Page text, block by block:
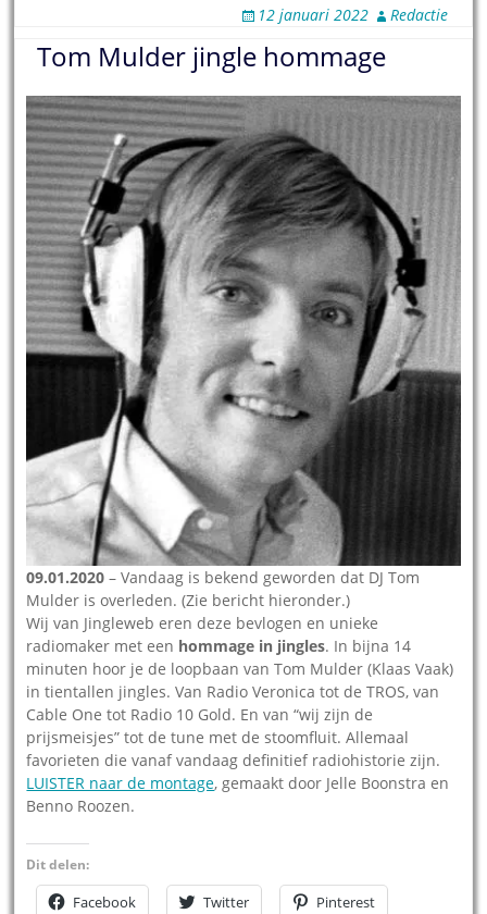
12 januari 2022 Redactie
Tom Mulder jingle hommage
09.01.2020 – Vandaag is bekend geworden dat DJ Tom
Mulder is overleden. (Zie bericht hieronder.)
Wij van Jingleweb eren deze bevlogen en unieke
radiomaker met een hommage in jingles. In bijna 14
minuten hoor je de loopbaan van Tom Mulder (Klaas Vaak)
in tientallen jingles. Van Radio Veronica tot de TROS, van
Cable One tot Radio 10 Gold. En van “wij zijn de
prijsmeisjes” tot de tune met de stoomfluit. Allemaal
favorieten die vanaf vandaag definitief radiohistorie zijn.
LUISTER naar de montage, gemaakt door Jelle Boonstra en
Benno Roozen.
Dit delen:
Facebook Twitter Pinterest